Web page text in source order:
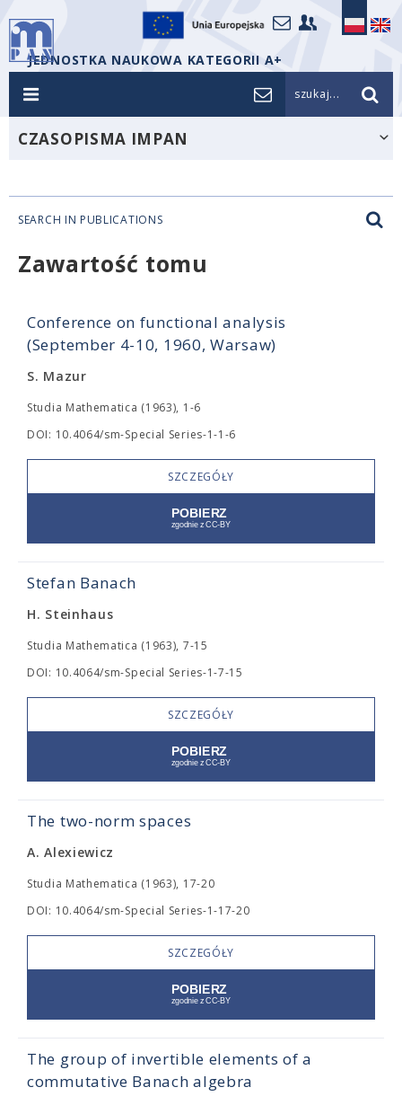
JEDNOSTKA NAUKOWA KATEGORII A+
szukaj...
CZASOPISMA IMPAN
SEARCH IN PUBLICATIONS
Zawartość tomu
Conference on functional analysis
(September 4-10, 1960, Warsaw)
S. Mazur
Studia Mathematica (1963), 1-6
DOI: 10.4064/sm-Special Series-1-1-6
SZCZEGÓŁY
Stefan Banach
H. Steinhaus
Studia Mathematica (1963), 7-15
DOI: 10.4064/sm-Special Series-1-7-15
SZCZEGÓŁY
The two-norm spaces
A. Alexiewicz
Studia Mathematica (1963), 17-20
DOI: 10.4064/sm-Special Series-1-17-20
SZCZEGÓŁY
The group of invertible elements of a
commutative Banach algebra